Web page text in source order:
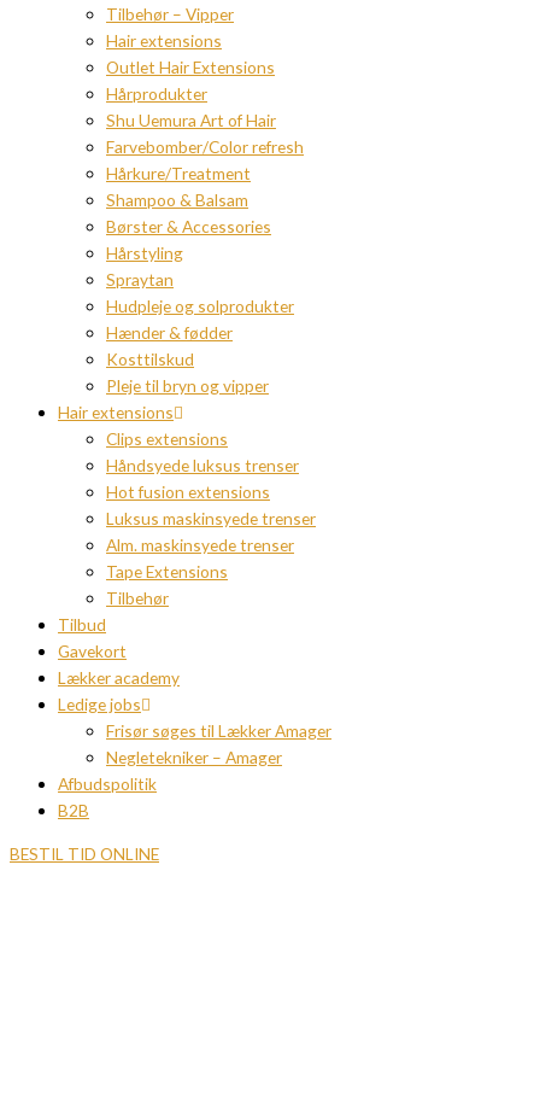
Tilbehør – Vipper
Hair extensions
Outlet Hair Extensions
Hårprodukter
Shu Uemura Art of Hair
Farvebomber/Color refresh
Hårkure/Treatment
Shampoo & Balsam
Børster & Accessories
Hårstyling
Spraytan
Hudpleje og solprodukter
Hænder & fødder
Kosttilskud
Pleje til bryn og vipper
Hair extensions
Clips extensions
Håndsyede luksus trenser
Hot fusion extensions
Luksus maskinsyede trenser
Alm. maskinsyede trenser
Tape Extensions
Tilbehør
Tilbud
Gavekort
Lækker academy
Ledige jobs
Frisør søges til Lækker Amager
Negletekniker – Amager
Afbudspolitik
B2B
BESTIL TID ONLINE